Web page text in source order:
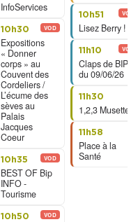
InfoServices
10h30
Expositions
« Donner
corps » au
Couvent des
Cordeliers /
L’écume des
sèves au
Palais
Jacques
Coeur
VOD
10h35
BEST OF Bip
INFO -
Tourisme
VOD
10h50 VOD
10h51
Lisez Berry !
VOD
11h10
Claps de BIP
du 09/06/26
VOD
11h30
1,2,3 Musette
11h58
Place à la
Santé